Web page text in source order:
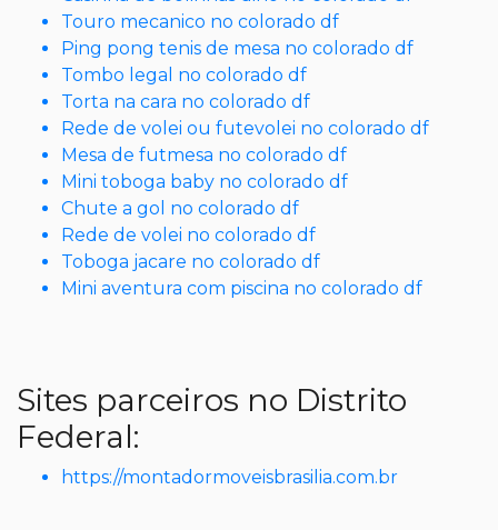
Touro mecanico no colorado df
Ping pong tenis de mesa no colorado df
Tombo legal no colorado df
Torta na cara no colorado df
Rede de volei ou futevolei no colorado df
Mesa de futmesa no colorado df
Mini toboga baby no colorado df
Chute a gol no colorado df
Rede de volei no colorado df
Toboga jacare no colorado df
Mini aventura com piscina no colorado df
Sites parceiros no Distrito
Federal:
https://montadormoveisbrasilia.com.br